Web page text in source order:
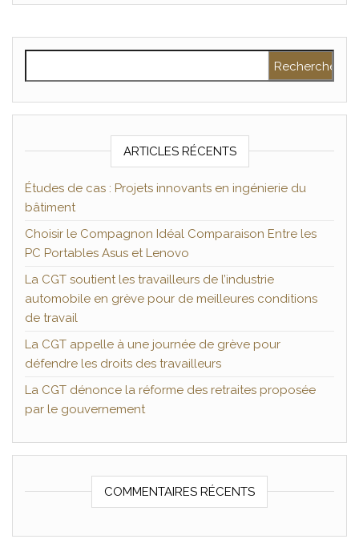
ARTICLES RÉCENTS
Études de cas : Projets innovants en ingénierie du
bâtiment
Choisir le Compagnon Idéal Comparaison Entre les
PC Portables Asus et Lenovo
La CGT soutient les travailleurs de l’industrie
automobile en grève pour de meilleures conditions
de travail
La CGT appelle à une journée de grève pour
défendre les droits des travailleurs
La CGT dénonce la réforme des retraites proposée
par le gouvernement
COMMENTAIRES RÉCENTS